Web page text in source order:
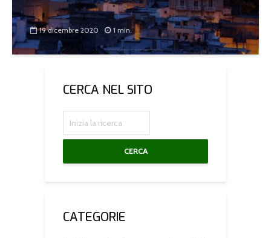
19 dicembre 2020 1 min.
CERCA NEL SITO
CERCA
CATEGORIE